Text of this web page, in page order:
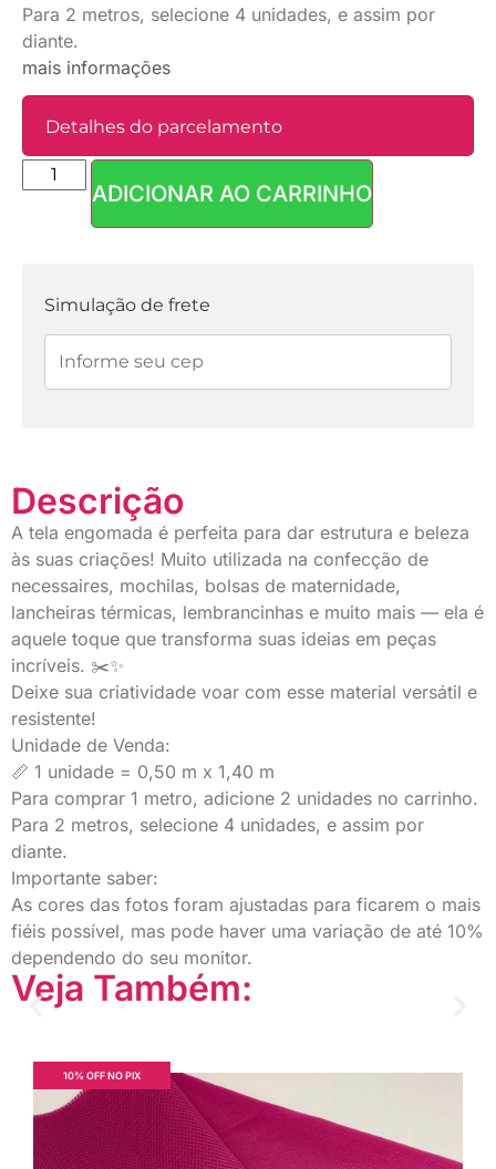
Para 2 metros, selecione 4 unidades, e assim por
diante.
mais informações
Detalhes do parcelamento
Parcelas:ADICIONAR AO CARRINHO
Simulação de frete
Descrição
A tela engomada é perfeita para dar estrutura e beleza
às suas criações! Muito utilizada na confecção de
necessaires, mochilas, bolsas de maternidade,
lancheiras térmicas, lembrancinhas e muito mais — ela é
aquele toque que transforma suas ideias em peças
incríveis. ✂️✨
Deixe sua criatividade voar com esse material versátil e
resistente!
Unidade de Venda:
📏 1 unidade = 0,50 m x 1,40 m
Para comprar 1 metro, adicione 2 unidades no carrinho.
Para 2 metros, selecione 4 unidades, e assim por
diante.
Importante saber:
As cores das fotos foram ajustadas para ficarem o mais
fiéis possível, mas pode haver uma variação de até 10%
dependendo do seu monitor.
Veja Também:
10% OFF NO PIX